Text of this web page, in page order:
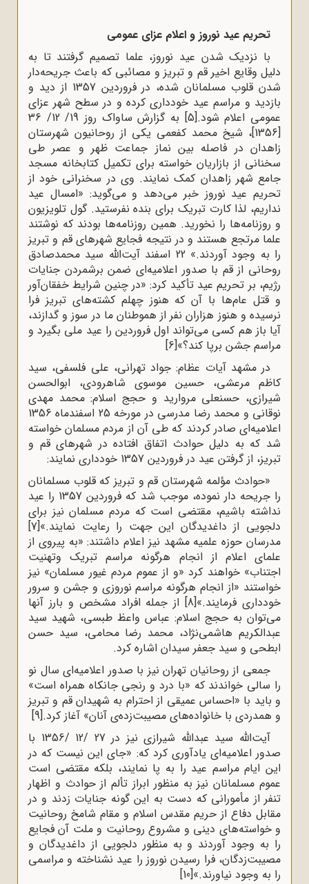
تحریم عید نوروز و اعلام عزای عمومی
با نزدیک شدن عید نوروز، علما تصمیم گرفتند تا به
دلیل وقایع اخیر قم و تبریز و مصائبی که باعث جریحه‌دار
شدن قلوب مسلمانان شده، در فروردین 1357 از دید و
بازدید و مراسم عید خودداری کرده و در سطح شهر عزای
عمومی اعلام شود.[5]
به گزارش ساواک روز 19/ 12/ 36
[1356]، شیخ محمد کفعمی یکی از روحانیون شهرستان
زاهدان در فاصله بین نماز جماعت ظهر و عصر طی
سخنانی از بازاریان خواسته برای تکمیل کتابخانه مسجد
جامع شهر زاهدان کمک نمایند. وی در سخنرانی خود از
تحریم عید نوروز خبر می‌دهد و می‌گوید: «امسال عید
نداریم، لذا کارت تبریک برای بنده نفرستید. گول تلویزیون
و روزنامه‌ها را نخورید. همین روزنامه‌ها بودند که نوشتند
علما مرتجع هستند و در نتیجه فجایع شهرهای قم و تبریز
را به وجود آوردند.» 22 اسفند آیت‌الله سید محمدصادق‌
روحانی‌ از قم‌ با صدور اعلامیه‌ای‌ ضمن‌ برشمردن‌ جنایات‌
رژیم‌، بر تحریم عید تأکید کرد: «در چنین‌ شرایط‌ خفقان‌آور
و قتل‌ عام‌ها با آن که‌ هنوز چهلم‌ کشته‌های‌ تبریز فرا
نرسیده‌ و هنوز هزاران‌ نفر از هموطنان‌ ما در سوز و گدازند،
آیا باز هم‌ کسی‌ می‌تواند اول‌ فروردین‌ را عید ملی‌ بگیرد و
مراسم‌ جشن‌ برپا کند؟»[6]
در مشهد آیات عظام: جواد تهرانی، علی فلسفی، سید
کاظم مرعشی، حسین موسوی شاهرودی، ابو‌الحسن
شیرازی، حسنعلی مروارید و حجج اسلام: محمد مهدی
نوقانی و محمد رضا مدرسی در مورخه 25 اسفندماه 1356
اعلامیه‌ای صادر کردند که طی آن از مردم مسلمان خواسته
شد که به دلیل حوادث اتفاق افتاده در شهرهای قم و
تبریز، از گرفتن عید در فروردین 1357 خودداری نمایند:
«حوادث مؤلمه شهرستان قم و تبریز که قلوب مسلمانان
را جریحه دار نموده، موجب شد که فروردین 1357 را عید
نداشته باشیم، مقتضی است که مردم مسلمان نیز برای
دلجویی از داغدیدگان این جهت را رعایت نمایند.»[7]
مدرسان حوزه علمیه مشهد نیز اعلام داشتند: «به پیروی از
علمای اعلام از انجام هرگونه مراسم تبریک وتهنیت
اجتناب» خواهند کرد «و از عموم مردم غیور مسلمان» نیز
خواستند «از انجام هرگونه مراسم نوروزی و جشن و سرور
خودداری فرمایند.»[8]
از جمله افراد مشخص و بارز آنها
می‌توان به حجج اسلام: عباس واعظ طبسی، شهید سید
عبدالکریم هاشمی‌نژاد، محمد رضا محامی، سید حسن
ابطحی و سید جعفر سیدان اشاره کرد.
جمعی از روحانیان تهران نیز با صدور اعلامیه‌ای‌ سال‌ نو
را سالی‌ خواندند که‌ «با درد و رنجی‌ جانکاه‌ همراه‌ است‌»
و باید با «احساس‌ عمیقی‌ از احترام‌ به‌ شهیدان‌ قم‌ و تبریز
و همدردی‌ با خانواده‌های‌ مصیبت‌زده‌ی‌ آنان‌» آغاز کرد.[9]
آیت‌الله سید عبدالله شیرازی‌ نیز در 27 /12 /1356 با
صدور اعلامیه‌ای‌ یادآوری‌ کرد که: «جای‌ این‌ نیست‌ که‌ در
این‌ ایام‌ مراسم‌ عید را به‌ پا نمایند، بلکه‌ مقتضی‌ است‌
عموم‌ مسلمانان‌ نیز به‌ منظور ابراز تألم‌ از حوادث‌ و اظهار
تنفر از مأمورانی‌ که‌ دست‌ به‌ این‌ گونه‌ جنایات‌ زدند و در
مقابل‌ دفاع‌ از حریم‌ مقدس‌ اسلام‌ و مقام‌ شامخ‌ روحانیت‌
و خواسته‌های‌ دینی‌ و مشروع‌ روحانیت‌ و ملت‌ آن‌ فجایع‌
را به‌ وجود آوردند و به‌ منظور دلجویی‌ از داغدیدگان‌ و
مصیبت‌زدگان‌، فرا رسیدن‌ نوروز را عید نشناخته‌ و مراسمی‌
را به‌ وجود نیاورند.»[10]